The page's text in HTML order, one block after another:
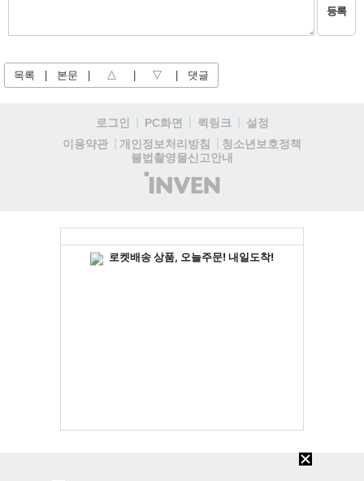
등록
목록 본문 △ ▽ 댓글
로그인 PC화면 퀵링크
설정
이용약관
개인정보처리방침
청소년보호정책
불법촬영물신고안내
(주)
인